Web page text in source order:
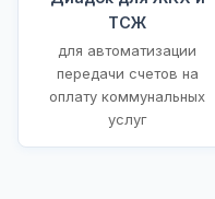
ТСЖ
для автоматизации
передачи счетов на
оплату коммунальных
услуг